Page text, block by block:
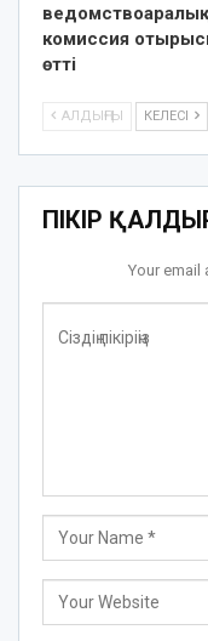
ведомствоаралық
комиссия
өтті
АЛДЫҢҒЫ КЕЛЕСІ
ПІКІР
Your email